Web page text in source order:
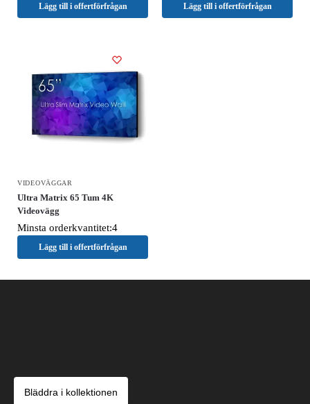
Lägg till i offertförfrågan Lägg till i offertförfrågan
VIDEOVÄGGAR
Ultra Matrix 65 Tum 4K
Videovägg
Minsta orderkvantitet:4
Lägg till i offertförfrågan
Bläddra i kollektionen